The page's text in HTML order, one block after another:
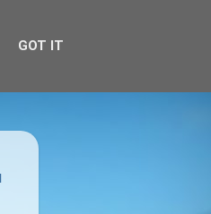
GOT IT